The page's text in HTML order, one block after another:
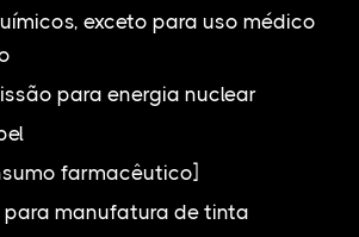
exceto para uso médico
para energia nuclear
farmacêutico]
manufatura de tinta